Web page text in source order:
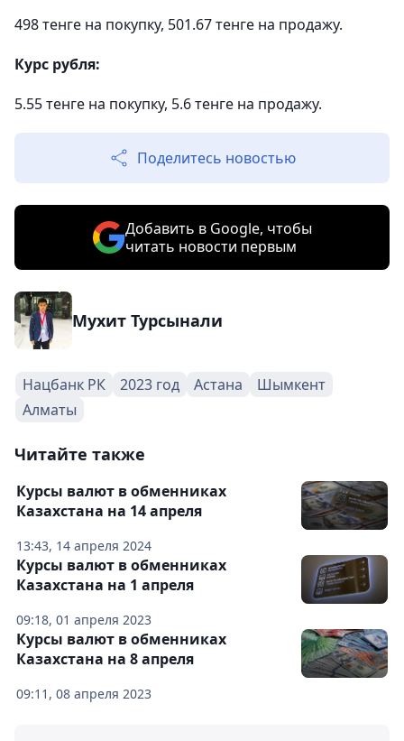
498 тенге на покупку, 501.67 тенге на продажу.
Курс рубля:
5.55 тенге на покупку, 5.6 тенге на продажу.
Поделитесь новостью
Добавить в Google, чтобы
читать новости первым
Мухит Турсынали
Нацбанк РК 2023 год Астана
Шымкент
Алматы
Читайте также
13:43, 14 апреля 2024
Курсы валют в обменниках
Казахстана на 14 апреля
09:18, 01 апреля 2023
Курсы валют в обменниках
Казахстана на 1 апреля
09:11, 08 апреля 2023
Курсы валют в обменниках
Казахстана на 8 апреля